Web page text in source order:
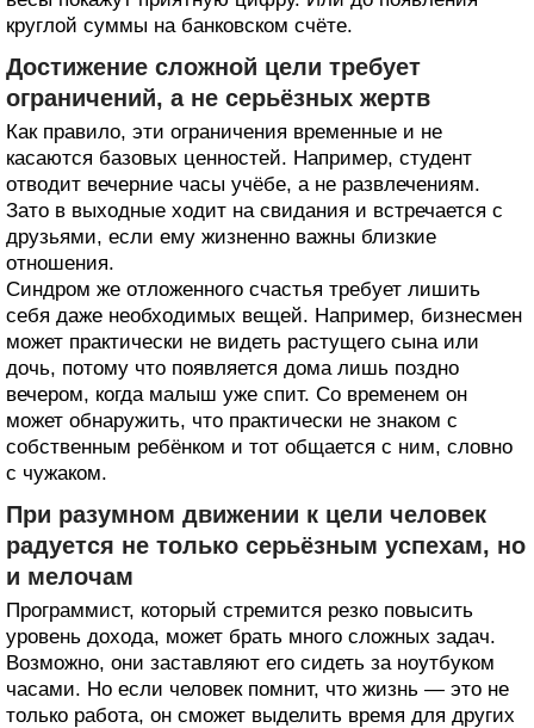
круглой суммы на банковском счёте.
Достижение сложной цели требует
ограничений, а не серьёзных жертв
Как правило, эти ограничения временные и не
касаются базовых ценностей. Например, студент
отводит вечерние часы учёбе, а не развлечениям.
Зато в выходные ходит на свидания и встречается с
друзьями, если ему жизненно важны близкие
отношения.
Синдром же отложенного счастья требует лишить
себя даже необходимых вещей. Например, бизнесмен
может практически не видеть растущего сына или
дочь, потому что появляется дома лишь поздно
вечером, когда малыш уже спит. Со временем он
может обнаружить, что практически не знаком с
собственным ребёнком и тот общается с ним, словно
с чужаком.
При разумном движении к цели человек
радуется не только серьёзным успехам, но
и мелочам
Программист, который стремится резко повысить
уровень дохода, может брать много сложных задач.
Возможно, они заставляют его сидеть за ноутбуком
часами. Но если человек помнит, что жизнь — это не
только работа, он сможет выделить время для других